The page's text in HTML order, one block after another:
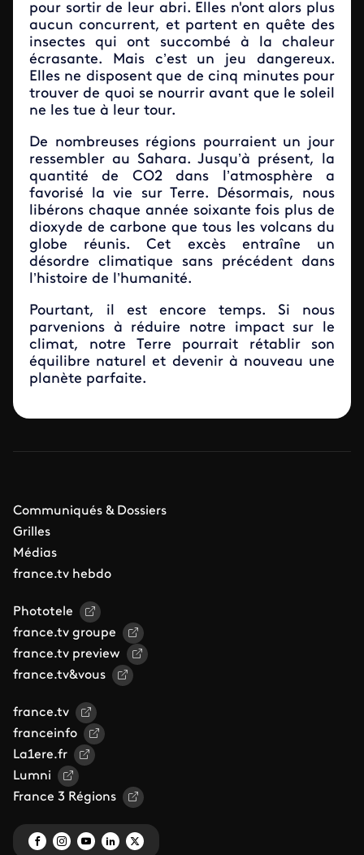
pour sortir de leur abri. Elles n'ont alors plus
aucun concurrent, et partent en quête des
insectes qui ont succombé à la chaleur
écrasante. Mais c’est un jeu dangereux.
Elles ne disposent que de cinq minutes pour
trouver de quoi se nourrir avant que le soleil
ne les tue à leur tour.
De nombreuses régions pourraient un jour
ressembler au Sahara. Jusqu’à présent, la
quantité de CO2 dans l’atmosphère a
favorisé la vie sur Terre. Désormais, nous
libérons chaque année soixante fois plus de
dioxyde de carbone que tous les volcans du
globe réunis. Cet excès entraîne un
désordre climatique sans précédent dans
l’histoire de l’humanité.
Pourtant, il est encore temps. Si nous
parvenions à réduire notre impact sur le
climat, notre Terre pourrait rétablir son
équilibre naturel et devenir à nouveau une
planète parfaite.
Communiqués & Dossiers
Grilles
Médias
france.tv hebdo
Phototele
france.tv groupe
france.tv preview
france.tv&vous
france.tv
franceinfo
La1ere.fr
Lumni
France 3 Régions